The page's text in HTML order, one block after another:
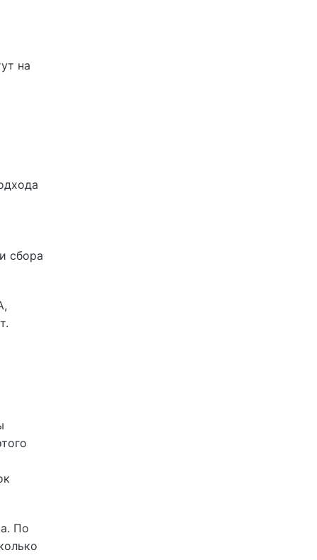
на
сбора
По